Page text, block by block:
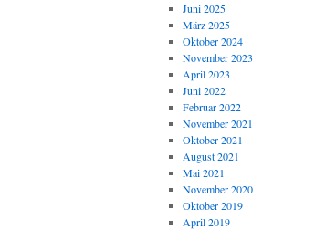
Juni 2025
März 2025
Oktober 2024
November 2023
April 2023
Juni 2022
Februar 2022
November 2021
Oktober 2021
August 2021
Mai 2021
November 2020
Oktober 2019
April 2019